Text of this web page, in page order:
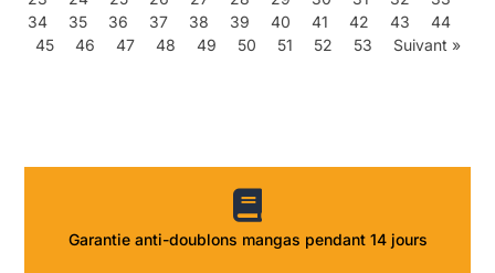
34
35 36 37 38 39 40 41 42 43
44
45
46 47 48 49 50 51 52 53 Suivant »
Garantie anti-doublons mangas pendant 14 jours